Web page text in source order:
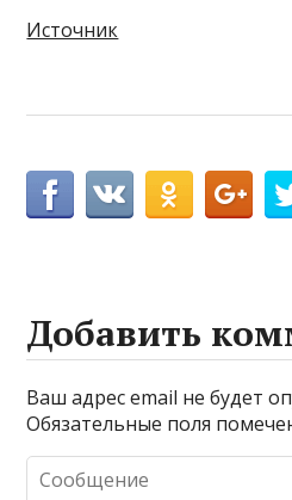
Источник
Добавить
Ваш адрес email не будет
Обязательные поля